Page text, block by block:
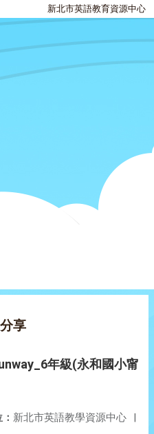
新北市英語教育資源中心
享
年級(永和國小甯
新北市英語教學資源中心 |